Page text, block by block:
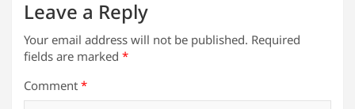
Leave a Reply
Your email address will not be published. Required
fields are marked *
Comment *